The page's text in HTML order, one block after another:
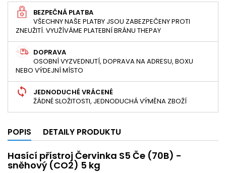
BEZPEČNÁ PLATBA
VŠECHNY NAŠE PLATBY JSOU ZABEZPEČENY PROTI
ZNEUŽITÍ. VYUŽÍVÁME PLATEBNÍ BRÁNU THEPAY
DOPRAVA
OSOBNÍ VYZVEDNUTÍ, DOPRAVA NA ADRESU, BOXU
NEBO VÝDEJNÍ MÍSTO
JEDNODUCHÉ VRÁCENÉ
ŽÁDNÉ SLOŽITOSTI, JEDNODUCHÁ VÝMĚNA ZBOŽÍ
POPIS DETAILY PRODUKTU
Hasící přístroj Červinka S5 Če (70B) -
sněhový (CO2) 5 kg